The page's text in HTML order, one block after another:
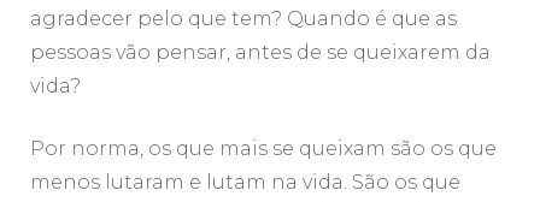
agradecer pelo que tem? Quando é que as
pessoas vão pensar, antes de se queixarem da
vida?
Por norma, os que mais se queixam são os que
menos lutaram e lutam na vida. São os que